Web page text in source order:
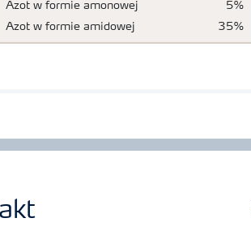
Azot w formie amonowej
5%
Azot w formie amidowej
35%